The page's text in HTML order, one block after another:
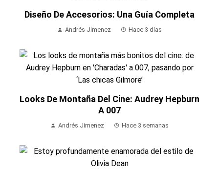
Diseño De Accesorios: Una Guía Completa
Andrés Jimenez Hace 3 días
Looks De Montaña Del Cine: Audrey Hepburn
A 007
Andrés Jimenez Hace 3 semanas